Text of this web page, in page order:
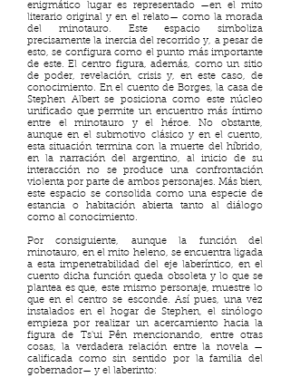
enigmático lugar es representado —en el mito
literario original y en el relato— como la morada
del minotauro. Este espacio simboliza
precisamente la inercia del recorrido y, a pesar de
esto, se configura como el punto más importante
de este. El centro figura, además, como un sitio
de poder, revelación, crisis y, en este caso, de
conocimiento. En el cuento de Borges, la casa de
Stephen Albert se posiciona como este núcleo
unificado que permite un encuentro más íntimo
entre el minotauro y el héroe. No obstante,
aunque en el submotivo clásico y en el cuento,
esta situación termina con la muerte del híbrido,
en la narración del argentino, al inicio de su
interacción no se produce una confrontación
violenta por parte de ambos personajes. Más bien,
este espacio se consolida como una especie de
estancia o habitación abierta tanto al diálogo
como al conocimiento.
Por consiguiente, aunque la función del
minotauro, en el mito heleno, se encuentra ligada
a esta impenetrabilidad del eje laberíntico, en el
cuento dicha función queda obsoleta y lo que se
plantea es que, este mismo personaje, muestre lo
que en el centro se esconde. Así pues, una vez
instalados en el hogar de Stephen, el sinólogo
empieza por realizar un acercamiento hacia la
figura de Ts'ui Pên mencionando, entre otras
cosas, la verdadera relación entre la novela —
calificada como sin sentido por la familia del
gobernador— y el laberinto: